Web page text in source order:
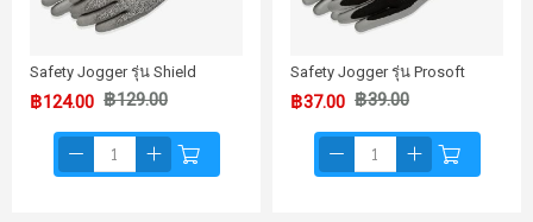
Safety Jogger รุ่น Shield
฿124.00 ฿129.00
Safety Jogger รุ่น Prosoft
฿37.00 ฿39.00